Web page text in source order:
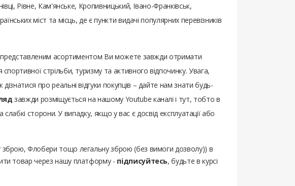
Рівне, Кам'янське, Кропивницький, Івано-Франківськ,
міст та місць, де є пункти видачі популярних перевізників
представленим асортиментом Ви можете завжди отримати
стрільби, туризму та активного відпочинку. Увага,
про реальні відгуки покупців – дайте нам знати будь-
завжди розміщується на нашому Youtube каналі і тут, тобто в
слабкі сторони. У випадку, якщо у вас є досвід експлуатації або
зброю, Флобери тощо легальну зброю (без вимоги дозволу)) в
товар через нашу платформу - підписуйтесь, будьте в курсі